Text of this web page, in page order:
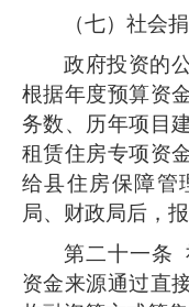
（七）社会
政府投资的
根据年度预算资
务数、历年项目
租赁住房专项资
给县住房保障管
局、财政局后，
第二十一条
资金来源通过直